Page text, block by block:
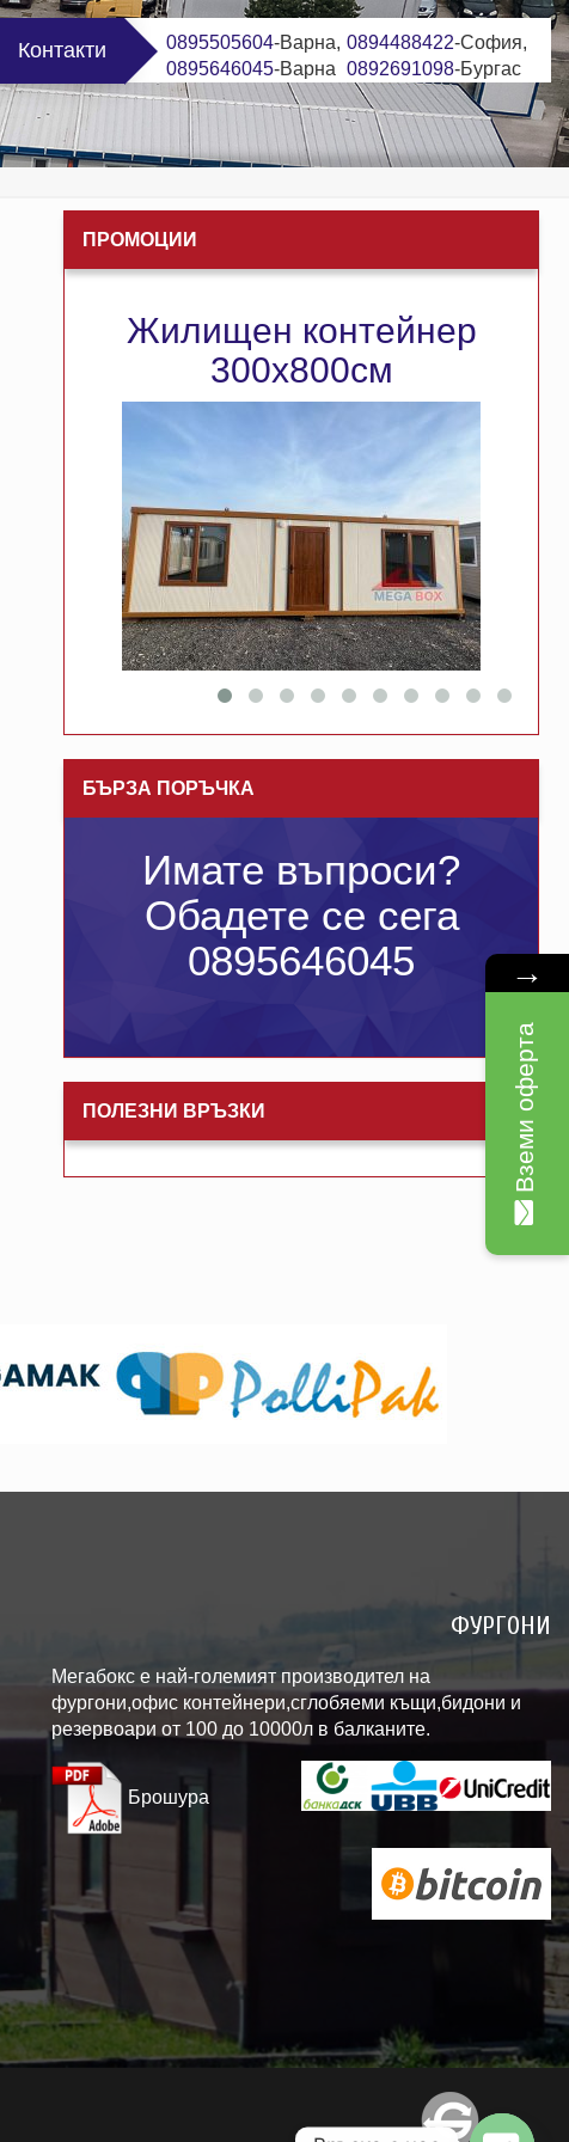
0895505604-Варна,
0895646045-Варна
0894488422-София,
0892691098-Бургас
Контакти
ПРОМОЦИИ
Жилищен контейнер
300х800см
БЪРЗА ПОРЪЧКА
Имате въпроси?
Обадете се сега
0895646045
ПОЛЕЗНИ ВРЪЗКИ
ФУРГОНИ
Мегабокс е най-големият производител на
фургони,офис контейнери,сглобяеми къщи,бидони и
резервоари от 100 до 10000л в балканите.
Брошура
→
Вземи оферта